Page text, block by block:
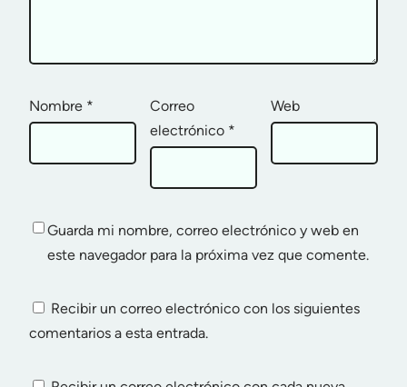
Nombre *
Correo
electrónico *
Web
Guarda mi nombre, correo electrónico y web en
este navegador para la próxima vez que comente.
Recibir un correo electrónico con los siguientes
comentarios a esta entrada.